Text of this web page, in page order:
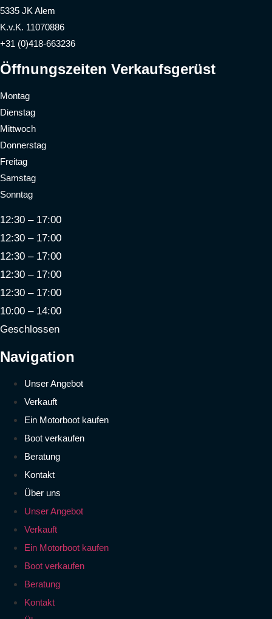
5335 JK Alem
K.v.K. 11070886
+31 (0)418-663236
Öffnungszeiten Verkaufsgerüst
Montag
Dienstag
Mittwoch
Donnerstag
Freitag
Samstag
Sonntag
12:30 – 17:00
12:30 – 17:00
12:30 – 17:00
12:30 – 17:00
12:30 – 17:00
10:00 – 14:00
Geschlossen
Navigation
Unser Angebot
Verkauft
Ein Motorboot kaufen
Boot verkaufen
Beratung
Kontakt
Über uns
Unser Angebot
Verkauft
Ein Motorboot kaufen
Boot verkaufen
Beratung
Kontakt